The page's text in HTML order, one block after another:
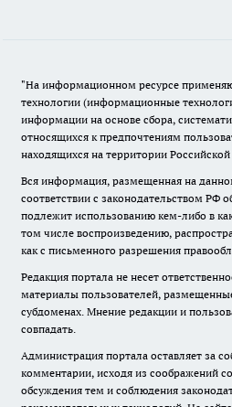
"На информационном ресурсе
технологии (информационные
информации на основе сбора,
относящихся к предпочтениям
находящихся на территории
Вся информация, размещенная на
соответствии с законодательством РФ
подлежит использованию кем-либо в
том числе воспроизведению,
как с письменного разрешения
Редакция портала не несет
материалы пользователей,
субдоменах. Мнение редакции и
совпадать.
Администрация портала оставляет за
комментарии, исходя из соображений
обсуждения тем и соблюдения